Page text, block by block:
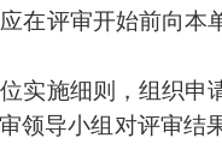
在评审开始前向
实施细则，组织
领导小组对评审结